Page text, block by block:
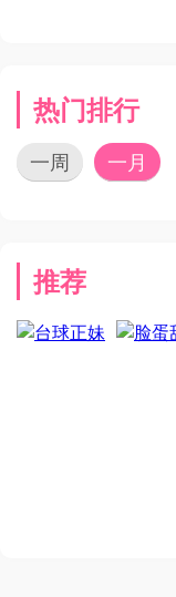
热门排行
一周 一月
推荐